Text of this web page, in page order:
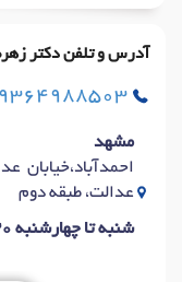
آدرس و تلفن دکتر
مشهد
عدالت، طبقه دوم
شنبه تا چهارشنبه 16:30تا 20:30